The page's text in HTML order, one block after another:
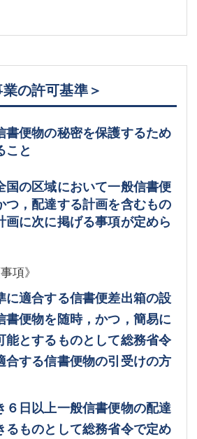
の許可基準＞
便物の秘密を保護するため
こと
の区域において一般信書便
つ，配達する計画を含むもの
画に次に掲げる事項が定めら
項》
適合する信書便差出箱の設
書便物を随時，かつ，簡易に
能とするものとして総務省令
合する信書便物の引受けの方
日以上一般信書便物の配達
るものとして総務省令で定め